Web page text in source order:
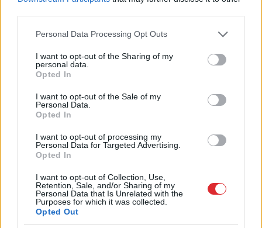
Please note that this website/app uses one or more Google
not limited to your visit or usage behaviour. You may click to
grant or deny consent to Google and its third-party tags to
use your data for below specified purposes in below Google
consent section.
Personal Data Processing Opt Outs
I want to opt-out of the Sharing of my
personal data.
Opted In
I want to opt-out of the Sale of my
Personal Data.
Opted In
I want to opt-out of processing my
Personal Data for Targeted Advertising.
Opted In
I want to opt-out of Collection, Use,
Retention, Sale, and/or Sharing of my
Personal Data that Is Unrelated with the
Purposes for which it was collected.
Opted Out
Rūgts! Latvijā slavenākais
japānis Masaki mijis
gredzenus ar mīļoto –
kāzās izskanēja arī īpaši
skaista latviešu dziesma
Šo kļūdu var pieļaut